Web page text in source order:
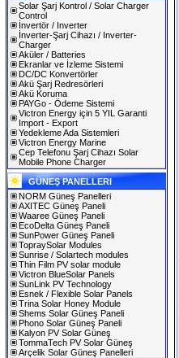
Solar Şarj Kontrol / Solar Charger
Control
İnvertör / Inverter
İnverter-Şarj Cihazı / Inverter-
Charger
Aküler / Batteries
Ekranlar ve İzleme Sistemi
DC/DC Konvertörler
Akü Şarj Redresörleri
Akü Koruma
PAYGo - Ödeme Sistemi
Victron Energy için 5 YIL Garanti
Import - Export
Yedekleme Ada Sistemleri
Victron Energy Marine
Cep Telefonu Şarj Cihazı Solar
Mobile Phone Charger
GÜNEŞ PANELLERI
NORM Güneş Panelleri
AXITEC Güneş Paneli
Waaree Güneş Paneli
EcoDelta Güneş Paneli
SunPower Güneş Paneli
TopraySolar Modules
Sunrise / Solartech modules
Thin Film PV solar module
Victron BlueSolar Panels
SunLink PV Technology
Esnek / Flexible Solar Panels
Trina Solar Honey Module
Shems Solar Güneş Paneli
Phono Solar Güneş Paneli
Kalyon PV Solar Güneş
TommaTech PV Solar Güneş
Arçelik Solar Güneş Panelleri